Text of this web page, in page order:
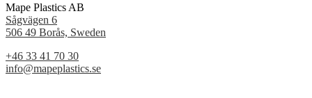
Mape Plastics AB
Sågvägen 6
506 49 Borås, Sweden
+46 33 41 70 30
info@mapeplastics.se